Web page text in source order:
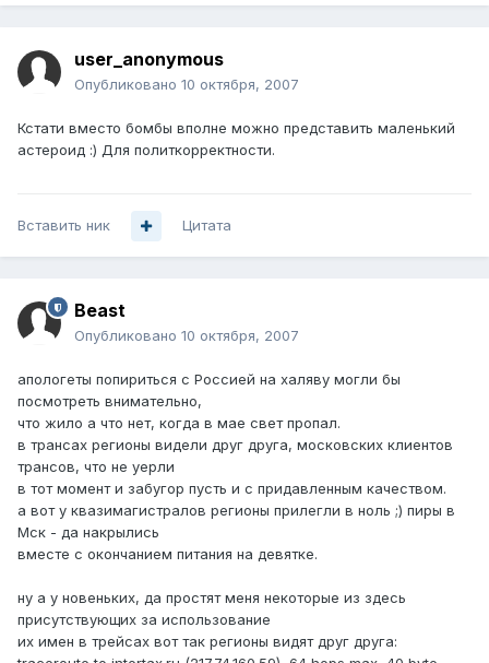
user_anonymous
Опубликовано 10 октября, 2007
Кстати вместо бомбы вполне можно представить маленький
астероид :) Для политкорректности.
Вставить ник Цитата
Beast
Опубликовано 10 октября, 2007
апологеты попириться с Россией на халяву могли бы
посмотреть внимательно,
что жило а что нет, когда в мае свет пропал.
в трансах регионы видели друг друга, московских клиентов
трансов, что не уерли
в тот момент и забугор пусть и с придавленным качеством.
а вот у квазимагистралов регионы прилегли в ноль ;) пиры в
Мск - да накрылись
вместе с окончанием питания на девятке.
ну а у новеньких, да простят меня некоторые из здесь
присутствующих за использование
их имен в трейсах вот так регионы видят друг друга: